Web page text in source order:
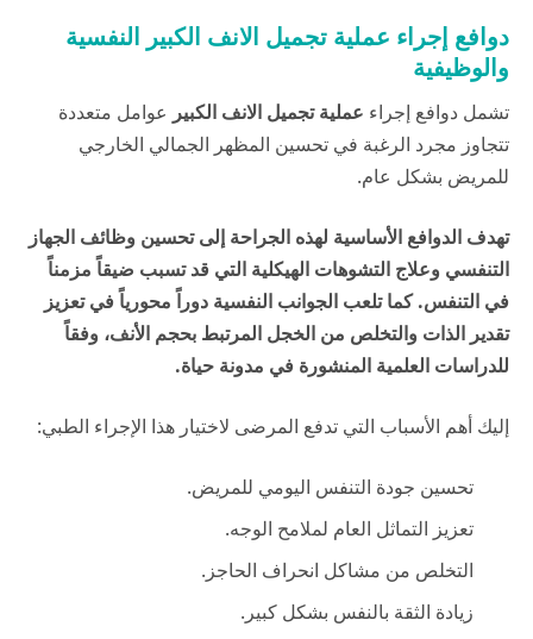
دوافع إجراء عملية تجميل الانف الكبير النفسية
والوظيفية
تشمل دوافع إجراء عملية تجميل الانف الكبير عوامل متعددة
تتجاوز مجرد الرغبة في تحسين المظهر الجمالي الخارجي
للمريض بشكل عام.
تهدف الدوافع الأساسية لهذه الجراحة إلى تحسين وظائف الجهاز
التنفسي وعلاج التشوهات الهيكلية التي قد تسبب ضيقاً مزمناً
في التنفس. كما تلعب الجوانب النفسية دوراً محورياً في تعزيز
تقدير الذات والتخلص من الخجل المرتبط بحجم الأنف، وفقاً
للدراسات العلمية المنشورة في مدونة حياة.
إليك أهم الأسباب التي تدفع المرضى لاختيار هذا الإجراء الطبي:
تحسين جودة التنفس اليومي للمريض.
تعزيز التماثل العام لملامح الوجه.
التخلص من مشاكل انحراف الحاجز.
زيادة الثقة بالنفس بشكل كبير.